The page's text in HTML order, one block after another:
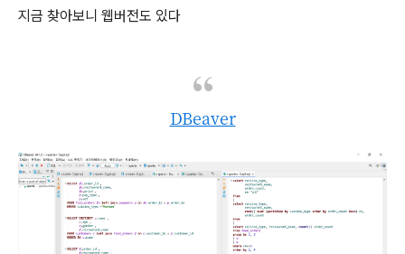
지금 찾아보니 웹버전도 있다
DBeaver